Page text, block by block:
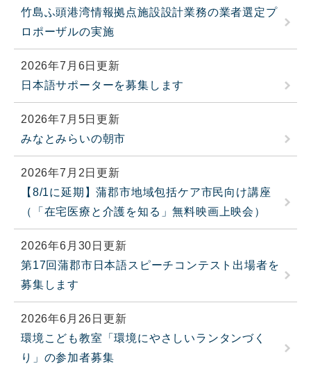
竹島ふ頭港湾情報拠点施設設計業務の業者選定プ
ロポーザルの実施
2026年7月6日更新
日本語サポーターを募集します
2026年7月5日更新
みなとみらいの朝市
2026年7月2日更新
【8/1に延期】蒲郡市地域包括ケア市民向け講座
（「在宅医療と介護を知る」無料映画上映会）
2026年6月30日更新
第17回蒲郡市日本語スピーチコンテスト出場者を
募集します
2026年6月26日更新
環境こども教室「環境にやさしいランタンづく
り」の参加者募集